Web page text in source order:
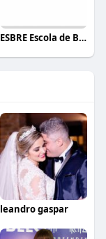
ESBRE Escola de Bares e Restaurantes
leandro gaspar